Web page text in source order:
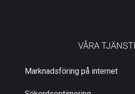
VÅRA
Marknadsföring på internet